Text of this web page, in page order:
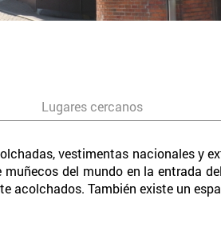
Lugares cercanos
vestimentas nacionales y
del mundo en la entrada
acolchados. También existe un